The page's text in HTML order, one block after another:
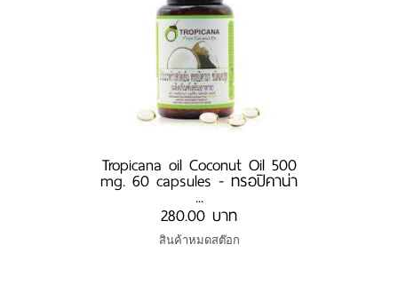
Tropicana oil Coconut Oil 500
mg. 60 capsules - ทรอปิคาน่า
...
280.00 บาท
สินค้าหมดสต๊อก